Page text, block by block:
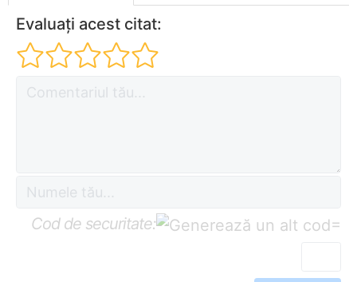
Evaluați acest citat:
Cod de securitate: =